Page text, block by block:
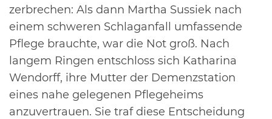
zerbrechen: Als dann Martha Sussiek nach
einem schweren Schlaganfall umfassende
Pflege brauchte, war die Not groß. Nach
langem Ringen entschloss sich Katharina
Wendorff, ihre Mutter der Demenzstation
eines nahe gelegenen Pflegeheims
anzuvertrauen. Sie traf diese Entscheidung